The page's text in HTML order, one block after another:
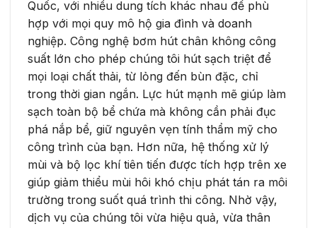
Quốc, với nhiều dung tích khác nhau để phù
hợp với mọi quy mô hộ gia đình và doanh
nghiệp. Công nghệ bơm hút chân không công
suất lớn cho phép chúng tôi hút sạch triệt để
mọi loại chất thải, từ lỏng đến bùn đặc, chỉ
trong thời gian ngắn. Lực hút mạnh mẽ giúp làm
sạch toàn bộ bể chứa mà không cần phải đục
phá nắp bể, giữ nguyên vẹn tính thẩm mỹ cho
công trình của bạn. Hơn nữa, hệ thống xử lý
mùi và bộ lọc khí tiên tiến được tích hợp trên xe
giúp giảm thiểu mùi hôi khó chịu phát tán ra môi
trường trong suốt quá trình thi công. Nhờ vậy,
dịch vụ của chúng tôi vừa hiệu quả, vừa thân